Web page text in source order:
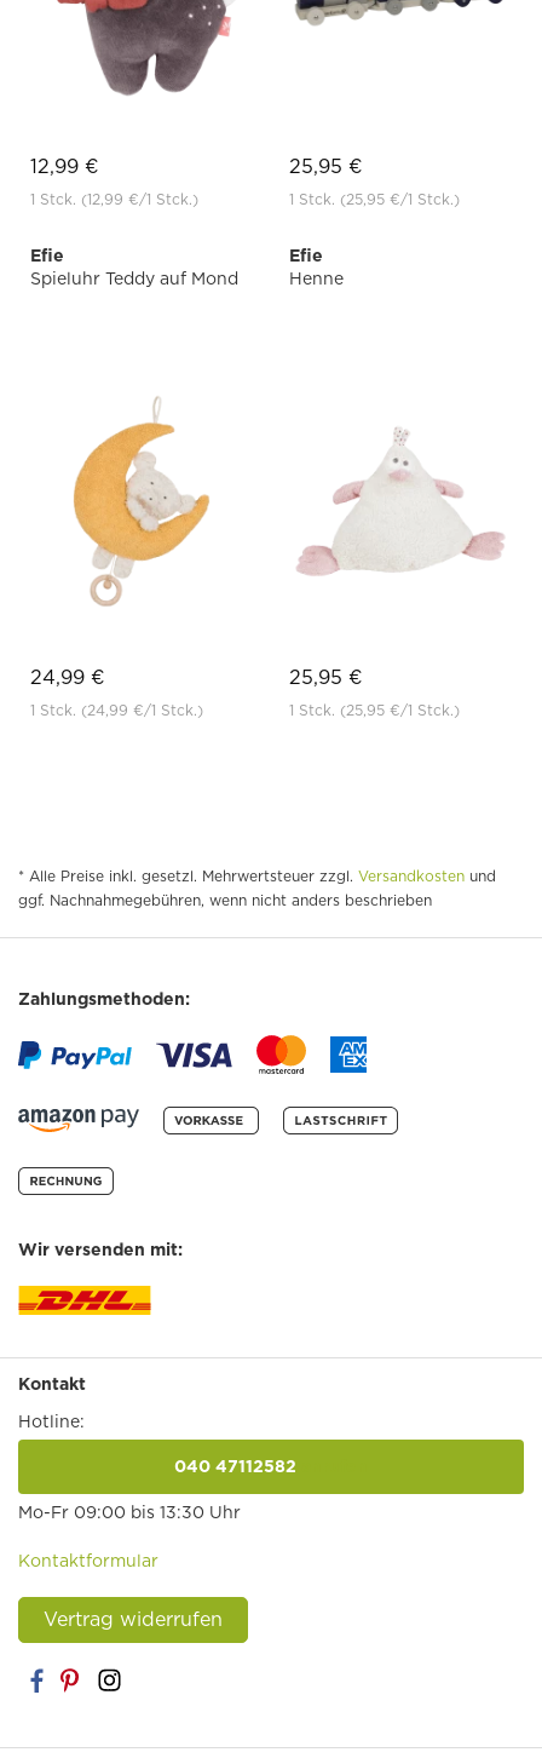
12,99 €
1 Stck. (12,99 €/1 Stck.)
25,95 €
1 Stck. (25,95 €/1 Stck.)
Efie
Spieluhr Teddy auf Mond
24,99 €
1 Stck. (24,99 €/1 Stck.)
Efie
Henne
25,95 €
1 Stck. (25,95 €/1 Stck.)
* Alle Preise inkl. gesetzl. Mehrwertsteuer zzgl. Versandkosten und
ggf. Nachnahmegebühren, wenn nicht anders beschrieben
Zahlungsmethoden:
Wir versenden mit:
Kontakt
Hotline:
040 47112582
Mo-Fr 09:00 bis 13:30 Uhr
Kontaktformular
Vertrag widerrufen